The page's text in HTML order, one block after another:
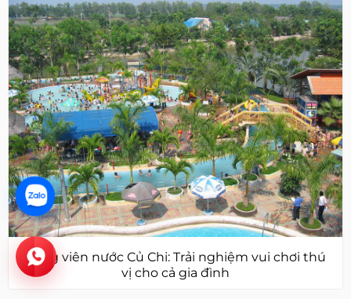
Công viên nước Củ Chi: Trải nghiệm vui chơi thú
vị cho cả gia đình